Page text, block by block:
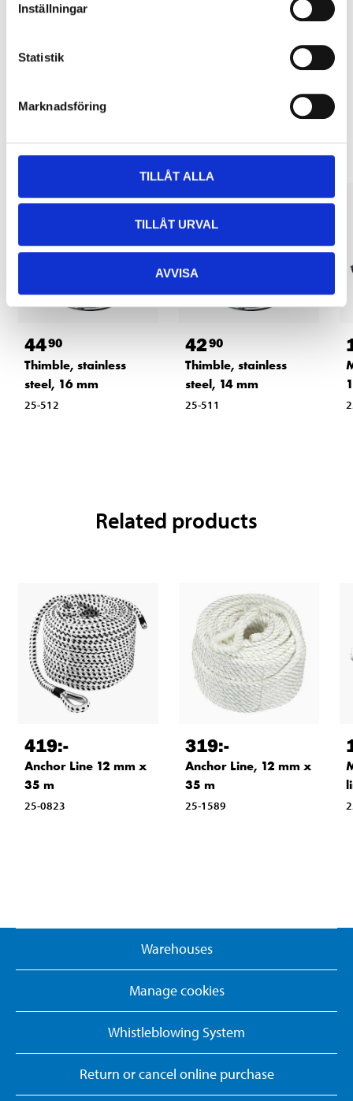
Inställningar
Statistik
Marknadsföring
TILLÅT ALLA
TILLÅT URVAL
AVVISA
Pay & Collect in your local store within 2 hours! For more information
Other customers also bought
4490
Thimble, stainless
steel, 16 mm
25-512
4290
Thimble, stainless
steel, 14 mm
25-511
Related products
419:-
Anchor Line 12 mm x
35 m
25-0823
319:-
Anchor Line, 12 mm x
35 m
25-1589
Warehouses
Manage cookies
Whistleblowing System
Return or cancel online purchase